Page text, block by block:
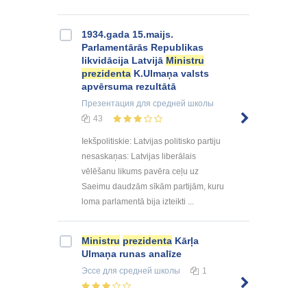
1934.gada 15.maijs.
Parlamentārās Republikas
likvidācija Latvijā Ministru
prezidenta K.Ulmaņa valsts
apvērsuma rezultātā
Презентация для средней школы
43
Iekšpolitiskie: Latvijas politisko partiju
nesaskaņas: Latvijas liberālais
vēlēšanu likums pavēra ceļu uz
Saeimu daudzām sīkām partijām, kuru
loma parlamentā bija izteikti ...
Ministru prezidenta Kārļa
Ulmaņa runas analīze
Эссе для средней школы 1